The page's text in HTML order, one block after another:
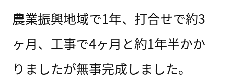
農業振興地域で1年、打合せで約3
ヶ月、工事で4ヶ月と約1年半かか
りましたが無事完成しました。